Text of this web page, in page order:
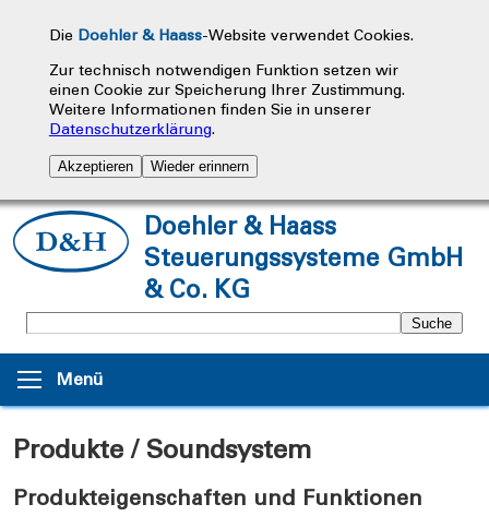
Die Doehler & Haass-Website verwendet Cookies.
Zur technisch notwendigen Funktion setzen wir
einen Cookie zur Speicherung Ihrer Zustimmung.
Weitere Informationen finden Sie in unserer
Datenschutzerklärung.
Akzeptieren Wieder erinnern
Doehler & Haass
Steuerungssysteme GmbH
& Co. KG
Menü
Produkte / Soundsystem
Produkteigenschaften und Funktionen